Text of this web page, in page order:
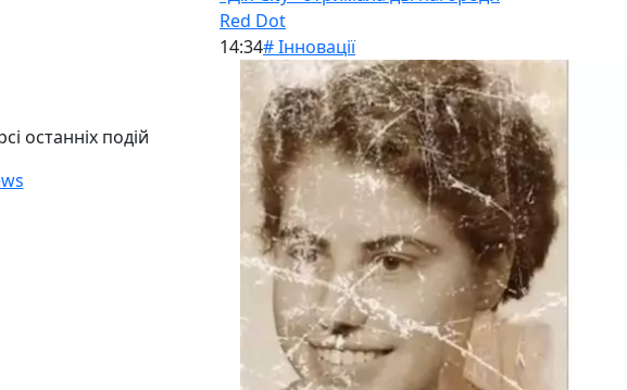
останніх подій
Red Dot
14:34# Інновації